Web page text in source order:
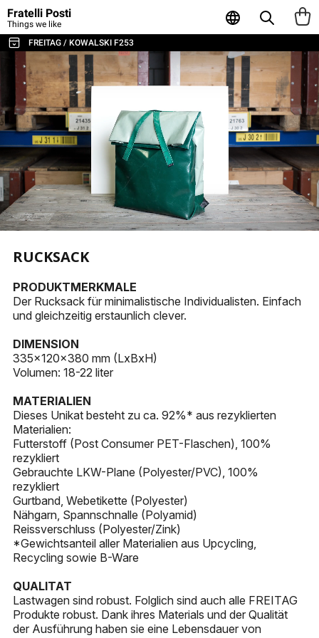
Fratelli Posti
Things we like
FREITAG / KOWALSKI F253
ALL THE BAGS & ACCESSORIES
SHOULDER BAGS / MESSENGER
BACKPACKS
SPORT & TRAVEL
LAPTOP & BUSINESS BAGS
TOTE & SHOPPER
WALLETS & CARD HOLDER
POUCHES
AGENDA & NOTEBOOKS
OTHER ACCESSORIES
RUCKSACK
PRODUKTMERKMALE
Der Rucksack für minimalistische Individualisten. Einfach
und gleichzeitig erstaunlich clever.
DIMENSION
335x120x380 mm (LxBxH)
Volumen: 18-22 liter
MATERIALIEN
Dieses Unikat besteht zu ca. 92%* aus rezyklierten
Materialien:
Futterstoff (Post Consumer PET-Flaschen), 100%
rezykliert
Gebrauchte LKW-Plane (Polyester/PVC), 100%
rezykliert
Gurtband, Webetikette (Polyester)
Nähgarn, Spannschnalle (Polyamid)
Reissverschluss (Polyester/Zink)
*Gewichtsanteil aller Materialien aus Upcycling,
Recycling sowie B-Ware
QUALITAT
Lastwagen sind robust. Folglich sind auch alle FREITAG
Produkte robust. Dank ihres Materials und der Qualität
der Ausführung haben sie eine Lebensdauer von